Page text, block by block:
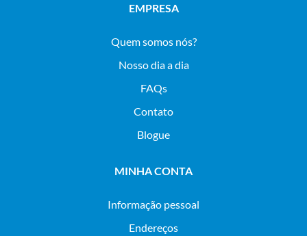
EMPRESA
Quem somos nós?
Nosso dia a dia
FAQs
Contato
Blogue
MINHA CONTA
Informação pessoal
Endereços